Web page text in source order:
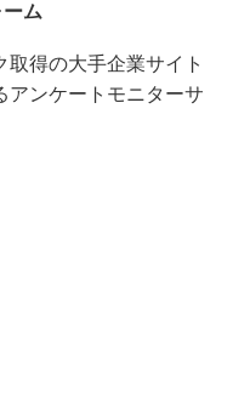
ム
取得の大手企業サイト
アンケートモニターサ